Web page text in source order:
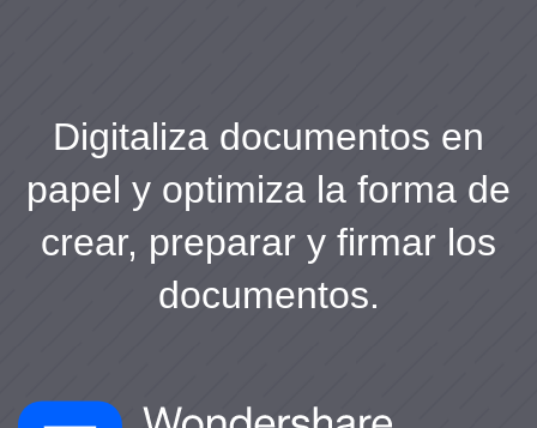
Digitaliza documentos en
papel y optimiza la forma de
crear, preparar y firmar los
documentos.